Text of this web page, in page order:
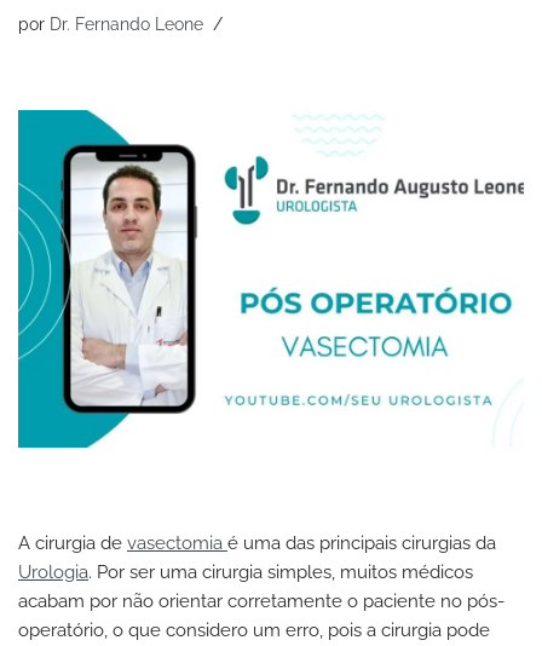
por Dr. Fernando Leone
A cirurgia de vasectomia é uma das principais cirurgias da
Urologia. Por ser uma cirurgia simples, muitos médicos
acabam por não orientar corretamente o paciente no pós-
operatório, o que considero um erro, pois a cirurgia pode